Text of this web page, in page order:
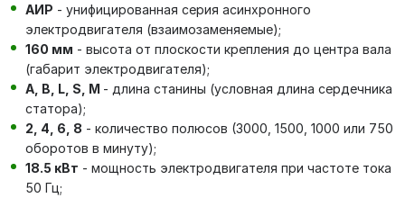
АИР - унифицированная серия асинхронного
электродвигателя (взаимозаменяемые);
160 мм - высота от плоскости крепления до центра вала
(габарит электродвигателя);
А, В, L, S, М - длина станины (условная длина сердечника
статора);
2, 4, 6, 8 - количество полюсов (3000, 1500, 1000 или 750
оборотов в минуту);
18.5 кВт - мощность электродвигателя при частоте тока
50 Гц;